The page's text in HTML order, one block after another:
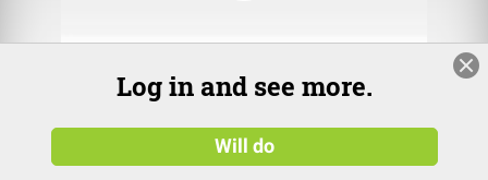
Strukturelle osteopathische Techniken- Abdomen
Marina Fuhrmann Die Behandlungsmöglichkeiten im
Log in and see more.
Will do